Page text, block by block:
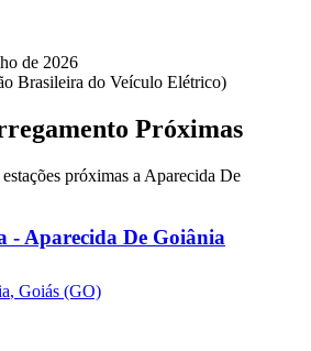
de 2026
Brasileira do Veículo Elétrico)
Próximas
próximas a Aparecida De
- Aparecida De Goiânia
, Goiás (GO)